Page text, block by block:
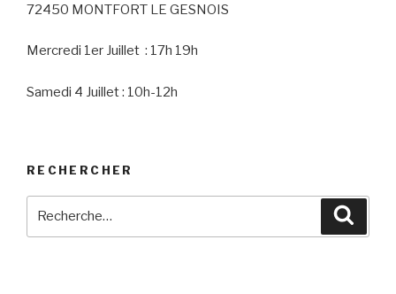
72450 MONTFORT LE GESNOIS
Mercredi 1er Juillet : 17h 19h
Samedi 4 Juillet : 10h-12h
RECHERCHER